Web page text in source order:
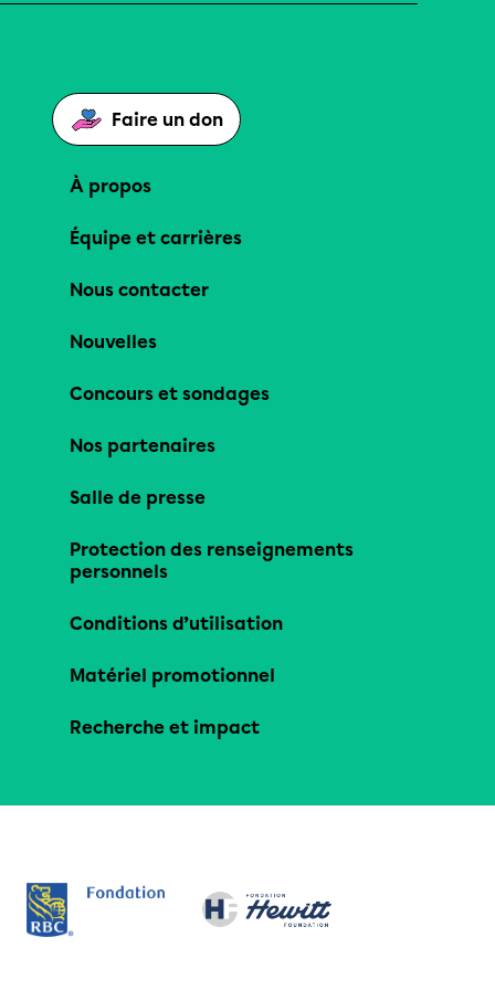
Faire un don
À propos
Équipe et carrières
Nous contacter
Nouvelles
Concours et sondages
Nos partenaires
Salle de presse
Protection des renseignements
personnels
Conditions d’utilisation
Matériel promotionnel
Recherche et impact